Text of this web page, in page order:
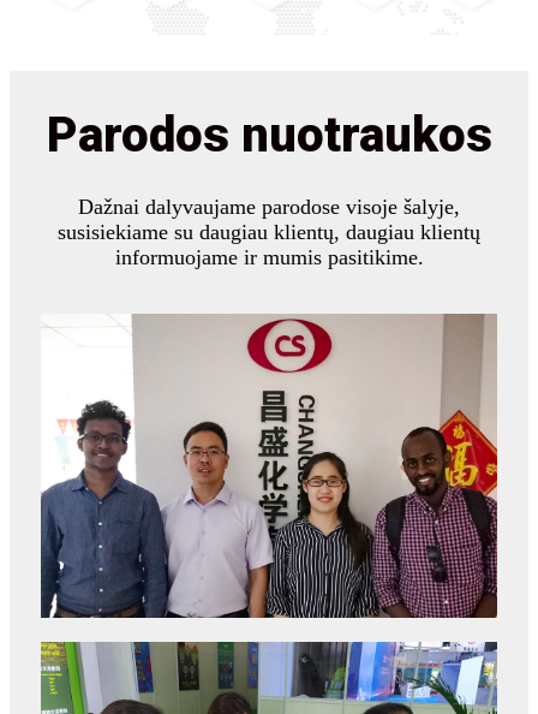
Parodos nuotraukos
Dažnai dalyvaujame parodose visoje šalyje,
susisiekiame su daugiau klientų, daugiau klientų
informuojame ir mumis pasitikime.